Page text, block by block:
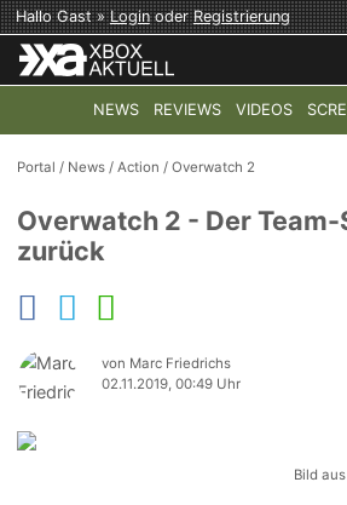
Hallo Gast »LoginoderRegistrierung
NEWS REVIEWS VIDEOS
TOP-THEMEN: COD: MODERN
Portal / News /Action /Overwatch 2
Overwatch 2 - Der
zurück
von Marc Friedrichs
02.11.2019, 00:49 Uhr
Bild